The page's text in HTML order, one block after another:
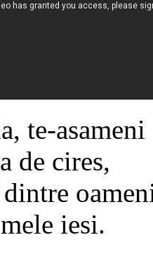
te-asameni
de cires,
iesi.